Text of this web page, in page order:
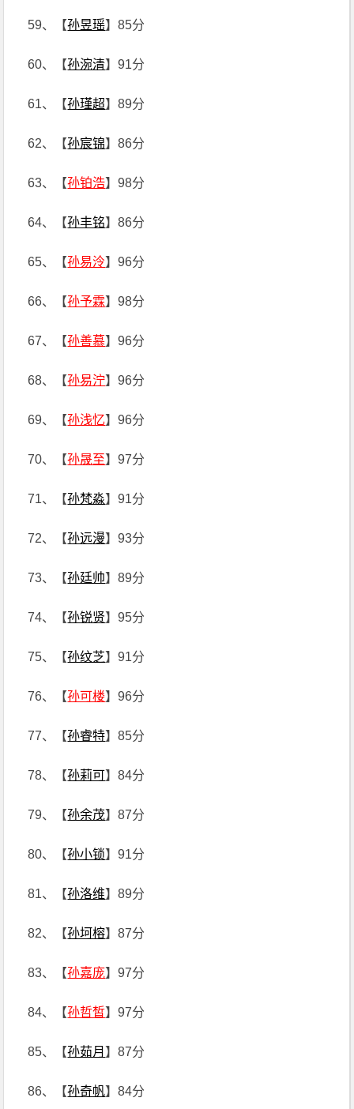
59、【孙昱瑶】85分
60、【孙涴清】91分
61、【孙瑾超】89分
62、【孙宸锦】86分
63、【孙铂浩】98分
64、【孙丰铭】86分
65、【孙易泠】96分
66、【孙予霖】98分
67、【孙善慕】96分
68、【孙易泞】96分
69、【孙浅忆】96分
70、【孙晟至】97分
71、【孙梵淼】91分
72、【孙远漫】93分
73、【孙廷帅】89分
74、【孙锐贤】95分
75、【孙纹芝】91分
76、【孙可楼】96分
77、【孙睿特】85分
78、【孙莉可】84分
79、【孙余茂】87分
80、【孙小锁】91分
81、【孙洛维】89分
82、【孙坷榕】87分
83、【孙嘉庞】97分
84、【孙哲皙】97分
85、【孙茹月 】87分
86、【孙奇帆】84分